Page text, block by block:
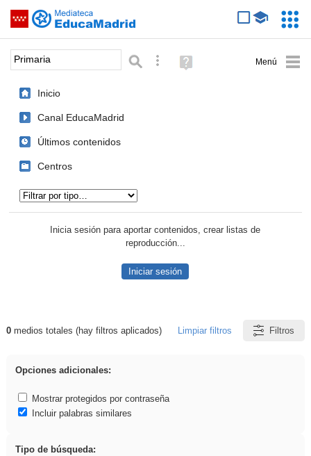
Saltar navegación
Palabra o frase: Búsqueda avanzada
Ayuda
(en
Inicio
Canal EducaMadrid
Últimos contenidos
Centros
Inicia sesión para aportar contenidos, crear listas de
reproducción...
Iniciar sesión
Resultados de: Primaria
0medios totales (hay filtros aplicados) Limpiar filtros Filtros
Opciones adicionales:
Mostrar protegidos por contraseña
Incluir palabras similares
Tipo de búsqueda: